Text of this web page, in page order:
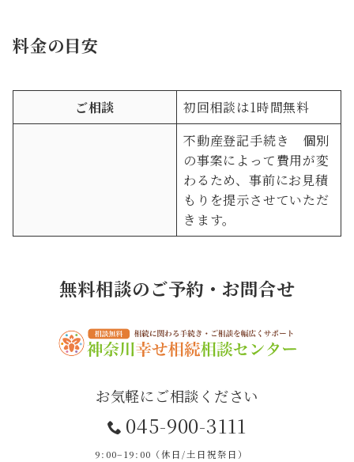
料金の目安
ご相談
初回相談は1時間無料
不動産登記手続き 個別
の事案によって費用が変
わるため、事前にお見積
もりを提示させていただ
きます。
無料相談のご予約・お問合せ
お気軽にご相談ください
045-900-3111
9:00–19:00（休日/土日祝祭日）